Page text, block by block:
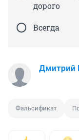
дорого
Всегда
Дмитрий
Фальсификат